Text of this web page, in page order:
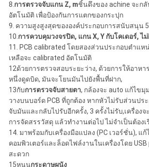
8.การตรวจจับแกน Z, mชิ้นดึงของ achine จะก
อัตโนมัติ เพื่อป้องกันการแตกของกระปุก
9. ความสูงสูงสุดขององค์ประกอบการสนับสนุน
10.การควบคุมวงจรปิด, แกน X, Y กับโคเดอร์, ไ
11. PCB calibrated โดยสองส่วนประกอบตําแ
เหลือจะ calibrated อัตโนมัติ
12ด้วยการตรวจสอบระยะว่าง, ด้วยการให้อาห
หนึ่งดูดบิด, มันจะโยนมันไปยังพื้นที่ฝาก,
13กับการตรวจจับสายตา, กล้องจะ auto แก้ไข
วางบนบอร์ด PCB ที่ถูกต้อง หากหัวไม่รับส่วนปร
จับมันและกลับไปรับอีกครั้ง, 3 ครั้งไม่รับ,เครื่อง
การจัดสรรวัสดุ แล้วทํางานต่อไป ไม่จําเป็นต้อง
14. มาพร้อมกับเครื่องมือแปลง (PC เวอร์ชั่น), แ
คอมพิวเตอร์และล็อดไฟล์งานในเครื่องโดย USB
สะดวก
15หนุนกระดาษผนัง